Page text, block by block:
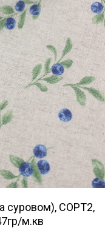
суровом), СОРТ2,
м.кв